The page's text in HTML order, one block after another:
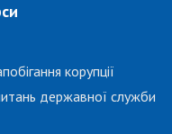
корупції
державної служби